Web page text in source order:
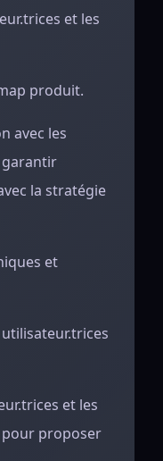
et les
produit.
avec les
garantir
la stratégie
et
et les
proposer